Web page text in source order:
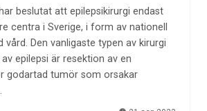
beslutat att epilepsikirurgi endast
centra i Sverige, i form av nationell
vård. Den vanligaste typen av kirurgi
epilepsi är resektion av en
godartad tumör som orsakar